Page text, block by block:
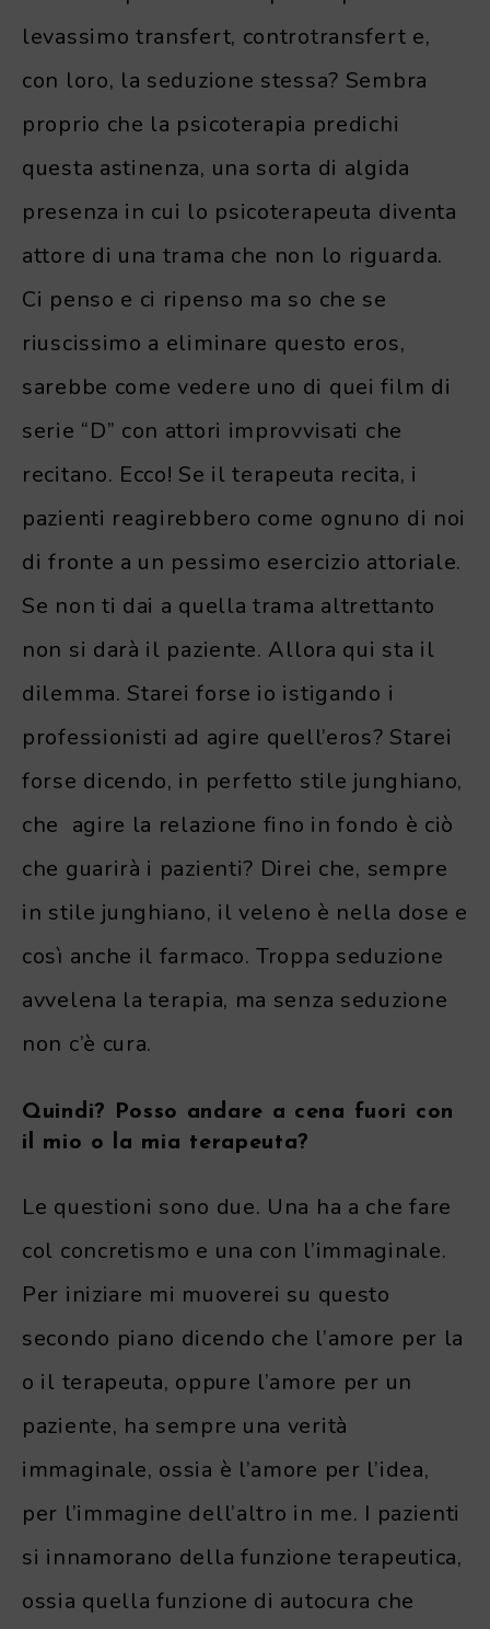
levassimo transfert, controtransfert e,
con loro, la seduzione stessa? Sembra
proprio che la psicoterapia predichi
questa astinenza, una sorta di algida
presenza in cui lo psicoterapeuta diventa
attore di una trama che non lo riguarda.
Ci penso e ci ripenso ma so che se
riuscissimo a eliminare questo eros,
sarebbe come vedere uno di quei film di
serie “D” con attori improvvisati che
recitano. Ecco! Se il terapeuta recita, i
pazienti reagirebbero come ognuno di noi
di fronte a un pessimo esercizio attoriale.
Se non ti dai a quella trama altrettanto
non si darà il paziente. Allora qui sta il
dilemma. Starei forse io istigando i
professionisti ad agire quell’eros? Starei
forse dicendo, in perfetto stile junghiano,
che agire la relazione fino in fondo è ciò
che guarirà i pazienti? Direi che, sempre
in stile junghiano, il veleno è nella dose e
così anche il farmaco. Troppa seduzione
avvelena la terapia, ma senza seduzione
non c’è cura.
Quindi? Posso andare a cena fuori con
il mio o la mia terapeuta?
Le questioni sono due. Una ha a che fare
col concretismo e una con l’immaginale.
Per iniziare mi muoverei su questo
secondo piano dicendo che l’amore per la
o il terapeuta, oppure l’amore per un
paziente, ha sempre una verità
immaginale, ossia è l’amore per l’idea,
per l’immagine dell’altro in me. I pazienti
si innamorano della funzione terapeutica,
ossia quella funzione di autocura che